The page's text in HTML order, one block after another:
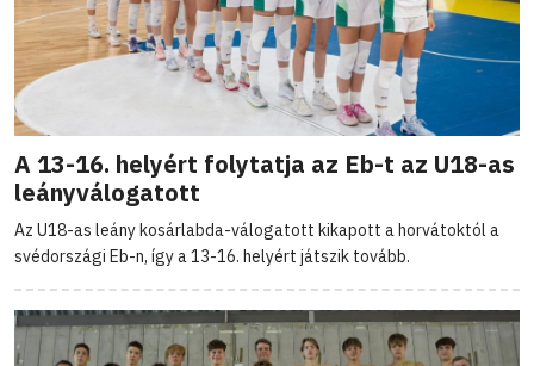
A 13-16. helyért folytatja az Eb-t az U18-as
leányválogatott
Az U18-as leány kosárlabda-válogatott kikapott a horvátoktól a
svédországi Eb-n, így a 13-16. helyért játszik tovább.